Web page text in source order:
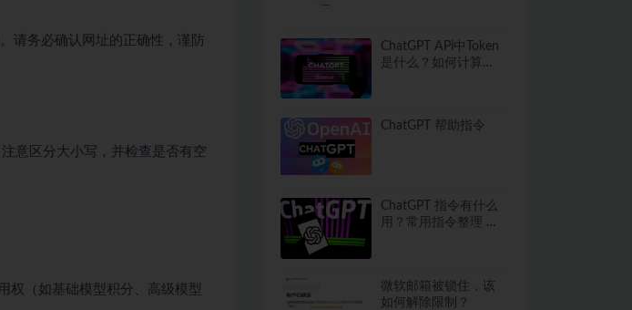
。请务必确认网址的正确性，谨防
注意区分大小写，并检查是否有空
权（如基础模型积分、高级模型
ChatGPT APi中Token
是什么？如何计算
ChatGPT 帮助指令
ChatGPT 指令有什么
用？常用指令整理 进
微软邮箱被锁住，该
如何解除限制？